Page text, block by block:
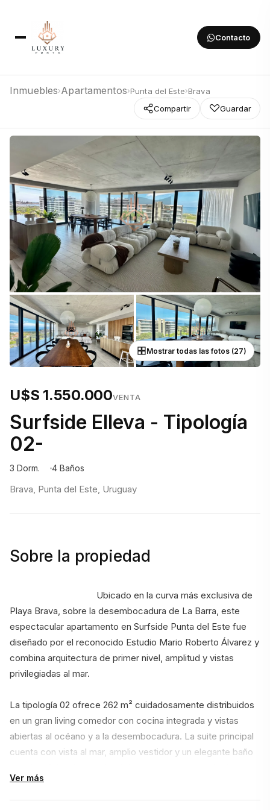
Contacto
Inmuebles›Apartamentos›Punta del Este›Brava
Compartir
Guardar
Mostrar todas las fotos (27)
U$S 1.550.000VENTA
Surfside Elleva - Tipología
02-
3 Dorm. 4 Baños
Brava, Punta del Este, Uruguay
Sobre la propiedad
Playa Brava, sobre la desembocadura de La Barra, este
espectacular apartamento en Surfside Punta del Este fue
diseñado por el reconocido Estudio Mario Roberto Álvarez y
combina arquitectura de primer nivel, amplitud y vistas
privilegiadas al mar.
La tipología 02 ofrece 262 m² cuidadosamente distribuidos
en un gran living comedor con cocina integrada y vistas
abiertas al océano y a la desembocadura. La suite principal
cuenta con vista al mar, amplio vestidor y un elegante baño
adicionales en suite con placards, baño social con ducha y
un cómodo DEN con TV y sofá cama.
Ver más